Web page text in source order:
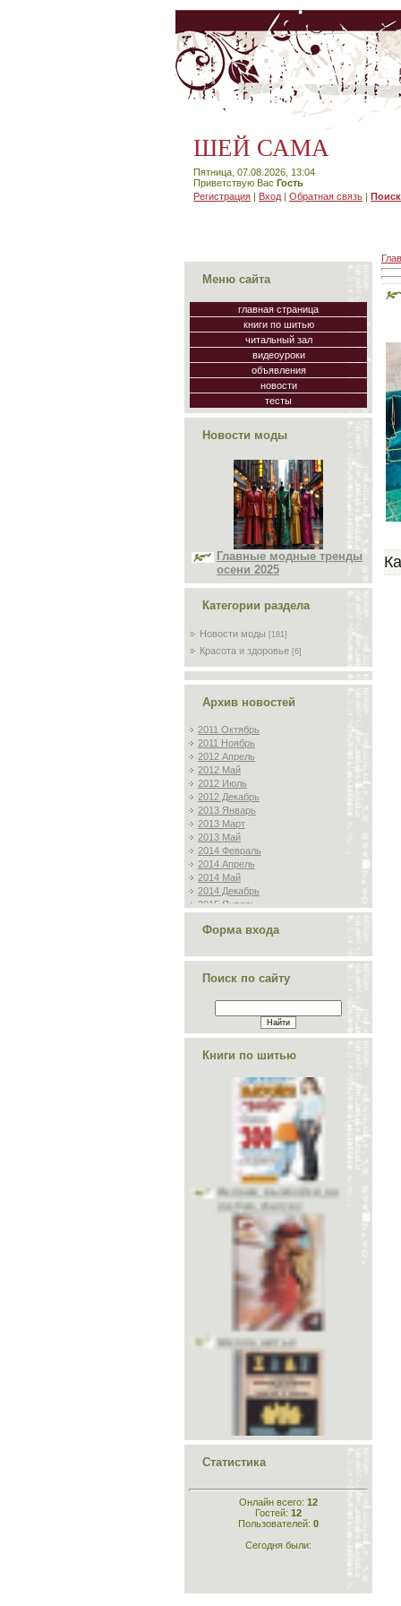
ШЕЙ САМА
Пятница, 07.08.2026, 13:04
Приветствую Вас Гость
Регистрация | Вход | Обратная связь |
Меню сайта
главная страница
книги по шитью
читальный зал
видеоуроки
объявления
новости
тесты
Новости моды
Главные модные тренды
осени 2025
Категории раздела
Новости моды [181]
Красота и здоровье [6]
Архив новостей
2011 Октябрь
2011 Ноябрь
2012 Апрель
2012 Май
2012 Июль
2012 Декабрь
2013 Январь
2013 Март
2013 Май
2014 Февраль
2014 Апрель
2014 Май
2014 Декабрь
2015 Январь
2015 Март
2015 Октябрь
2018 Октябрь
2018 Ноябрь
2018 Декабрь
2019 Апрель
2019 Май
2019 Июль
2019 Октябрь
2019 Ноябрь
2019 Декабрь
2020 Январь
2020 Февраль
2020 Март
2020 Апрель
2020 Май
2020 Июнь
2020 Июль
2020 Август
2020 Сентябрь
2020 Октябрь
2020 Декабрь
2021 Февраль
2021 Март
2021 Апрель
2021 Июль
2021 Октябрь
2021 Декабрь
2022 Апрель
2022 Октябрь
2022 Ноябрь
2023 Январь
2023 Февраль
2023 Март
2023 Июль
2023 Август
2023 Декабрь
Форма входа
Поиск по сайту
Книги по шитью
Делаем выкройки на
любую фигуру
Школа шитья
Конструирование лёгкого
платья и белья
одежды
Статистика
Онлайн всего: 12
Гостей: 12
Пользователей: 0
Сегодня были: